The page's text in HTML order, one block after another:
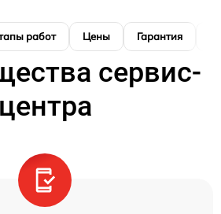
работ Цены Гарантия
сервис-
центра